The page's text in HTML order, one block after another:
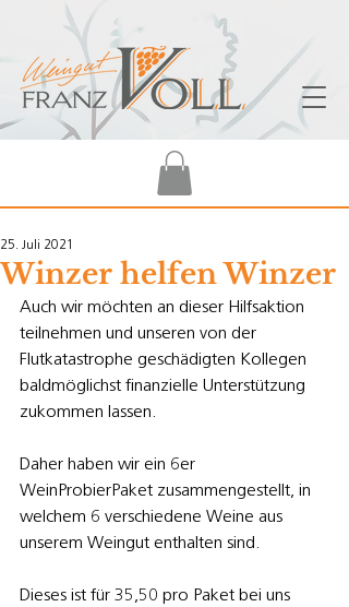
Winzer helfen Winzer
25. Juli 2021
Auch wir möchten an dieser Hilfsaktion
teilnehmen und unseren von der
Flutkatastrophe geschädigten Kollegen
baldmöglichst finanzielle Unterstützung
zukommen lassen.
Daher haben wir ein 6er
WeinProbierPaket zusammengestellt, in
welchem 6 verschiedene Weine aus
unserem Weingut enthalten sind.
Dieses ist für 35,50 pro Paket bei uns